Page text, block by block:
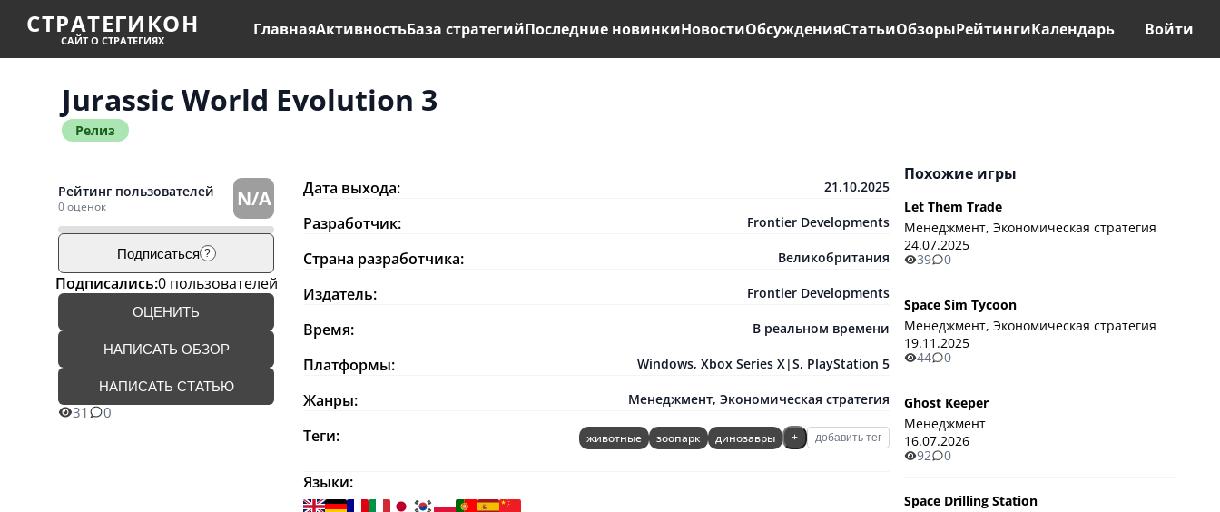
СТРАТЕГИКОН
САЙТ О СТРАТЕГИЯХ
ГлавнаяАктивностьБаза стратегийПоследние новинкиНовостиОбсужденияСтатьиОбзорыРейтингиКалендарь Войти
Jurassic World Evolution 3
Релиз
Рейтинг пользователей
0 оценок N/A
Подписаться ?
Подписались:0 пользователей
ОЦЕНИТЬ
НАПИСАТЬ ОБЗОР
НАПИСАТЬ СТАТЬЮ
31 0
Дата выхода: 21.10.2025
Разработчик: Frontier Developments
Страна разработчика: Великобритания
Издатель: Frontier Developments
Время: В реальном времени
Платформы: Windows, Xbox Series X|S, PlayStation 5
Жанры: Менеджмент, Экономическая стратегия
Теги: животные зоопарк динозавры + добавить тег
Языки:
Похожие игры
Let Them Trade
Менеджмент, Экономическая стратегия
24.07.2025
39
0
Space Sim Tycoon
Менеджмент, Экономическая стратегия
19.11.2025
44
0
Ghost Keeper
Менеджмент
16.07.2026
92
0
Space Drilling Station